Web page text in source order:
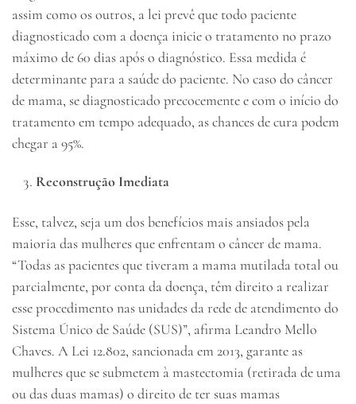
assim como os outros, a lei prevê que todo paciente
diagnosticado com a doença inicie o tratamento no prazo
máximo de 60 dias após o diagnóstico. Essa medida é
determinante para a saúde do paciente. No caso do câncer
de mama, se diagnosticado precocemente e com o início do
tratamento em tempo adequado, as chances de cura podem
chegar a 95%.
Reconstrução Imediata
Esse, talvez, seja um dos benefícios mais ansiados pela
maioria das mulheres que enfrentam o câncer de mama.
“Todas as pacientes que tiveram a mama mutilada total ou
parcialmente, por conta da doença, têm direito a realizar
esse procedimento nas unidades da rede de atendimento do
Sistema Único de Saúde (SUS)”, afirma Leandro Mello
Chaves. A Lei 12.802, sancionada em 2013, garante as
mulheres que se submetem à mastectomia (retirada de uma
ou das duas mamas) o direito de ter suas mamas